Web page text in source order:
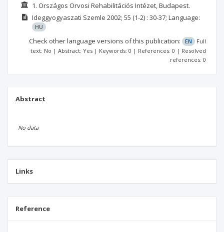
1. Országos Orvosi Rehabilitációs Intézet, Budapest.
Ideggyogyaszati Szemle 2002; 55 (1-2) : 30-37; Language:
HU
Check other language versions of this publication: EN
Full
text: No | Abstract: Yes | Keywords: 0 | References: 0 | Resolved
references: 0
Abstract
No data
Links
Reference